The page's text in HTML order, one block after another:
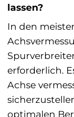
lassen?
In den
erforderlich.
Achse
optimalen